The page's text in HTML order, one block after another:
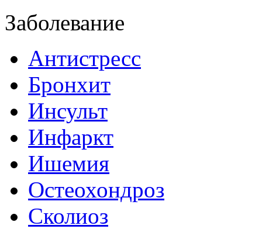
Заболевание
Антистресс
Бронхит
Инсульт
Инфаркт
Ишемия
Остеохондроз
Сколиоз